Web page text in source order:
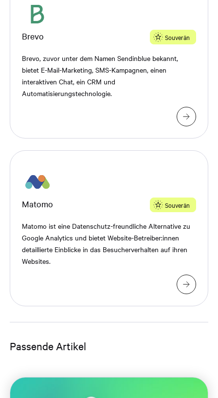
Brevo Souverän
Brevo, zuvor unter dem Namen Sendinblue bekannt,
bietet E-Mail-Marketing, SMS-Kampagnen, einen
interaktiven Chat, ein CRM und
Automatisierungstechnologie.
Matomo Souverän
Matomo ist eine Datenschutz-freundliche Alternative zu
Google Analytics und bietet Website-Betreiber:innen
detaillierte Einblicke in das Besucherverhalten auf ihren
Websites.
Passende Artikel